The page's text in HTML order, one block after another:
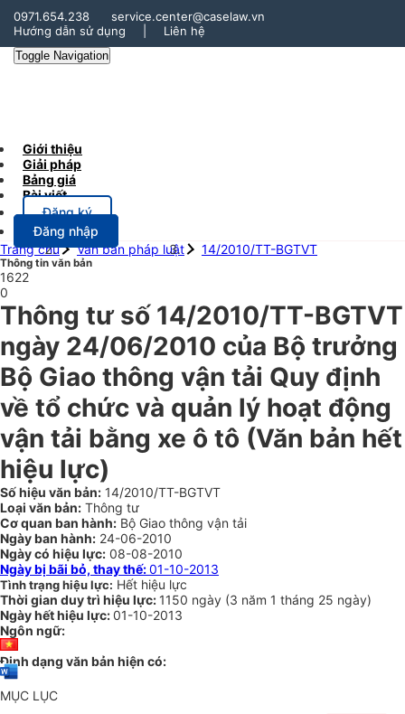
0971.654.238
service.center@caselaw.vn
Hướng dẫn sử dụng
Liên hệ
Toggle Navigation
Giới thiệu
Giải pháp
Bảng giá
Bài viết
Đăng ký
Đăng nhập
Trang chủ
Văn bản pháp luật 14/2010/TT-BGTVT
Thông tin văn bản
1622
0
Thông tư số 14/2010/TT-BGTVT
ngày 24/06/2010 của Bộ trưởng
Bộ Giao thông vận tải Quy định
về tổ chức và quản lý hoạt động
vận tải bằng xe ô tô (Văn bản hết
hiệu lực)
Số hiệu văn bản: 14/2010/TT-BGTVT
Loại văn bản: Thông tư
Cơ quan ban hành: Bộ Giao thông vận tải
Ngày ban hành: 24-06-2010
Ngày có hiệu lực: 08-08-2010
Ngày bị bãi bỏ, thay thế:01-10-2013
Tình trạng hiệu lực: Hết hiệu lực
Thời gian duy trì hiệu lực: 1150 ngày (3 năm 1 tháng 25 ngày)
Ngày hết hiệu lực:01-10-2013
Ngôn ngữ:
Định dạng văn bản hiện có:
MỤC LỤC